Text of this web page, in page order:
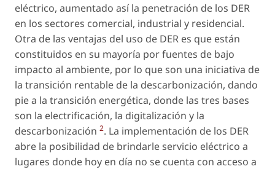
eléctrico, aumentado así la penetración de los DER
en los sectores comercial, industrial y residencial.
Otra de las ventajas del uso de DER es que están
constituidos en su mayoría por fuentes de bajo
impacto al ambiente, por lo que son una iniciativa de
la transición rentable de la descarbonización, dando
pie a la transición energética, donde las tres bases
son la electrificación, la digitalización y la
descarbonización 2. La implementación de los DER
abre la posibilidad de brindarle servicio eléctrico a
lugares donde hoy en día no se cuenta con acceso a